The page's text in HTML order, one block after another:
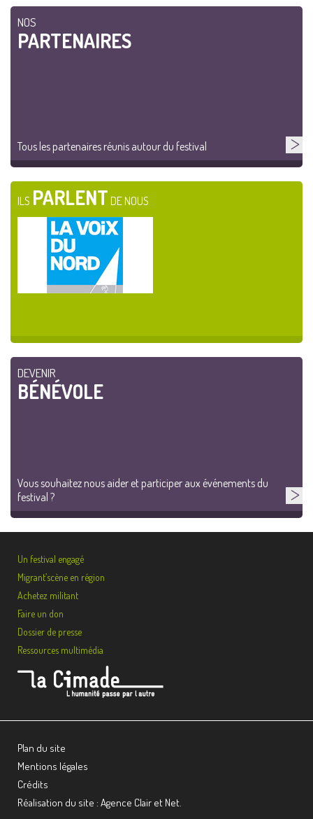
NOS
PARTENAIRES
Tous les partenaires réunis autour du festival
ILS PARLENT DE NOUS
DEVENIR
BÉNÉVOLE
Vous souhaitez nous aider et participer aux événements du
festival ?
Un festival engagé
Migrant’scène en région
Achetez militant
Faire un don
Dossier de presse
Ressources multimédia
Plan du site
Mentions légales
Crédits
Réalisation du site : Agence Clair et Net.